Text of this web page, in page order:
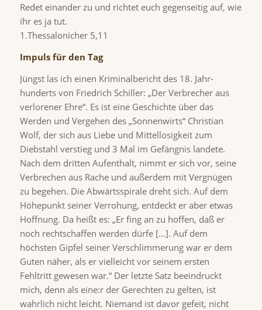
Redet einander zu und richtet euch gegenseitig auf, wie
ihr es ja tut.
1.Thessalonicher 5,11
Impuls für den Tag
Jüngst las ich einen Kriminalbericht des 18. Jahr-
hunderts von Friedrich Schiller: „Der Verbrecher aus
verlorener Ehre“. Es ist eine Geschichte über das
Werden und Vergehen des „Sonnenwirts“ Christian
Wolf, der sich aus Liebe und Mittellosigkeit zum
Diebstahl verstieg und 3 Mal im Gefängnis landete.
Nach dem dritten Aufenthalt, nimmt er sich vor, seine
Verbrechen aus Rache und außerdem mit Vergnügen
zu begehen. Die Abwärtsspirale dreht sich. Auf dem
Höhepunkt seiner Verrohung, entdeckt er aber etwas
Hoffnung. Da heißt es: „Er fing an zu hoffen, daß er
noch rechtschaffen werden dürfe […]. Auf dem
höchsten Gipfel seiner Verschlimmerung war er dem
Guten näher, als er vielleicht vor seinem ersten
Fehltritt gewesen war.“ Der letzte Satz beeindruckt
mich, denn als eine:r der Gerechten zu gelten, ist
wahrlich nicht leicht. Niemand ist davor gefeit, nicht